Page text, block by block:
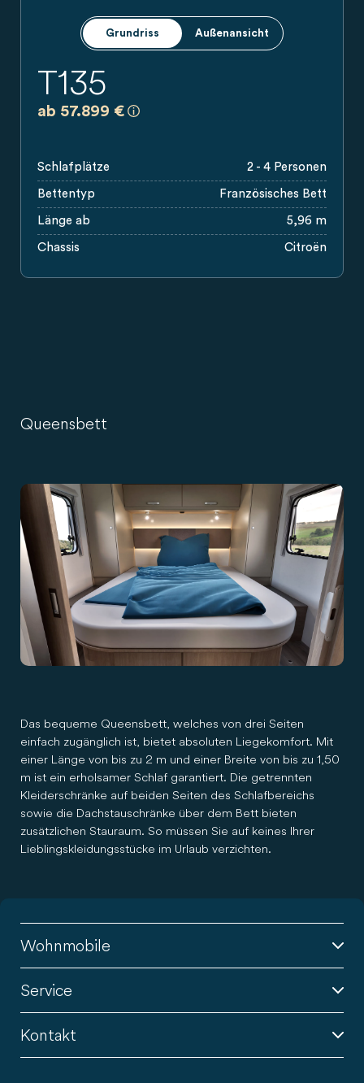
Grundriss Außenansicht
T135
ab 57.899 €
Schlafplätze 2 - 4 Personen
Bettentyp Französisches Bett
Länge ab 5,96 m
Chassis Citroën
Queensbett
Das bequeme Queensbett, welches von drei Seiten
einfach zugänglich ist, bietet absoluten Liegekomfort. Mit
einer Länge von bis zu 2 m und einer Breite von bis zu 1,50
m ist ein erholsamer Schlaf garantiert. Die getrennten
Kleiderschränke auf beiden Seiten des Schlafbereichs
sowie die Dachstauschränke über dem Bett bieten
zusätzlichen Stauraum. So müssen Sie auf keines Ihrer
Lieblingskleidungsstücke im Urlaub verzichten.
Wohnmobile
Service
Kontakt